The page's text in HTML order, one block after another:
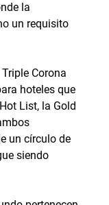
la
un requisito
Corona
hoteles que
List, la Gold
un círculo de
siendo